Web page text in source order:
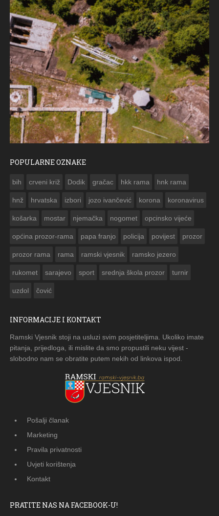
POPULARNE OZNAKE
bih crveni križ Dodik gračac hkk rama hnk rama
hnž hrvatska izbori jozo ivančević korona koronavirus
košarka mostar njemačka nogomet opcinsko vijeće
općina prozor-rama papa franjo policija povijest prozor
prozor rama rama ramski vjesnik ramsko jezero
rukomet sarajevo sport srednja škola prozor turnir
uzdol čović
INFORMACIJE I KONTAKT
Ramski Vjesnik stoji na usluzi svim posjetiteljima. Ukoliko imate
pitanja, prijedloga, ili mislite da smo propustili neku vijest -
slobodno nam se obratite putem nekih od linkova ispod.
Pošalji članak
Marketing
Pravila privatnosti
Uvjeti korištenja
Kontakt
PRATITE NAS NA FACEBOOK-U!